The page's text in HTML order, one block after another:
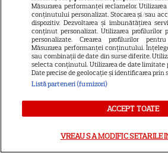
11
VEDETE STRĂINE
„Povestea
aventura
dintr-un
York Times,
NETFLIX
Măsurarea performanței reclamelor.
conținutului personalizat. Stocarea și/sau
dispozitiv. Dezvoltarea și îmbunătățirea
conținut personalizat. Utilizarea profilurilor
personalizate. Crearea profilurilor
Măsurarea performanței conținutului.
sau combinații de date din surse diferite.
selecta conținutul. Utilizarea de date limitate
Date precise de geolocație și identificarea
Listă parteneri (furnizori)
ACCEPT TOATE
VREAU SA MODIFIC SETARILE